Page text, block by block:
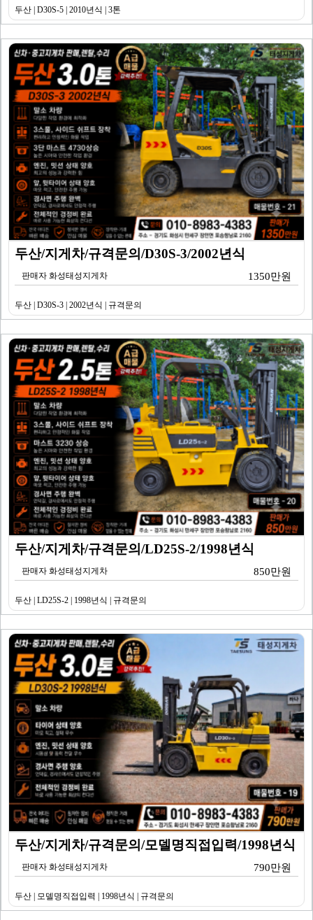
두산 | D30S-5 | 2010년식 | 3톤
두산/지게차/규격문의/D30S-3/2002년식
판매자 화성태성지게차 1350만원
두산 | D30S-3 | 2002년식 | 규격문의
두산/지게차/규격문의/LD25S-2/1998년식
판매자 화성태성지게차 850만원
두산 | LD25S-2 | 1998년식 | 규격문의
두산/지게차/규격문의/모델명직접입력/1998년식
판매자 화성태성지게차 790만원
두산 | 모델명직접입력 | 1998년식 | 규격문의